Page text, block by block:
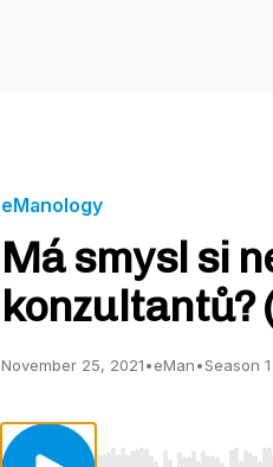
eManology
Má smysl si
konzultantů?
November 25, 2021•eMan•Season 1